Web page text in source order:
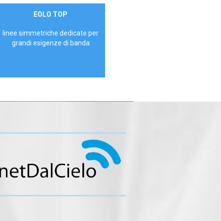
ContattaciEOLO TOP
linee simmetriche dedicate per
grandi esigenze di banda